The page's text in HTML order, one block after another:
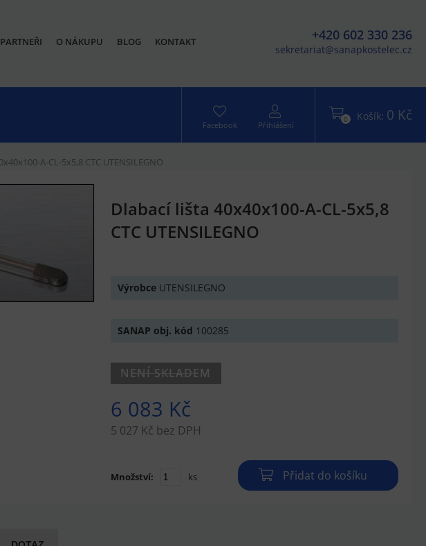
+420 602 330 236
sekretariat@sanapkostelec.cz
PARTNEŘI O NÁKUPU BLOG KONTAKT
0 Košík: 0 Kč
Facebook Přihlášení
A-CL-5x5,8 CTC UTENSILEGNO
Dlabací lišta 40x40x100-A-CL-5x5,8
CTC UTENSILEGNO
Výrobce UTENSILEGNO
SANAP obj. kód 100285
NENÍ SKLADEM
6 083 Kč
5 027 Kč bez DPH
Množství: ks Přidat do košíku